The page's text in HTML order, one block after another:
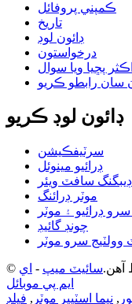
ڪمپني پروفائل
تاريخ
ڊائون لوڊ
درخواستون
اڪثر پڇيا ويا سوال
سان رابطو ڪريو
ڊائون لوڊ ڪريو
سرٽيفڪيشن
ڊرائيو مينوئل
ڊيبگنگ سافٽ ويئر
موٽر ڊرائنگ
ڊرائيو ۽ موٽر
چونڊ گائيڊ
وولٽيج سرو موٽر
سائيٽ ميپ - اي
ايم پي موبائل
, نيما اسٽيپر موٽر , فيلڊ